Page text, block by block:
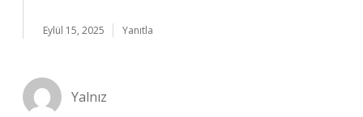
Eylül 15, 2025 Yanıtla
Yalnız